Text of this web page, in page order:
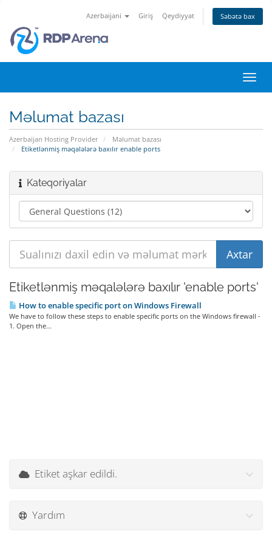
Azerbaijani Giriş Qeydiyyat Səbətə bax
keçid
Məlumat bazası
Azerbaijan Hosting Provider
Məlumat bazası
Etiketlənmiş məqalələrə baxılır enable ports
Kateqoriyalar
Etiketlənmiş məqalələrə baxılır 'enable ports'
How to enable specific port on Windows Firewall
We have to follow these steps to enable specific ports on the Windows firewall -
1. Open the...
Etiket aşkar edildi.
Yardım